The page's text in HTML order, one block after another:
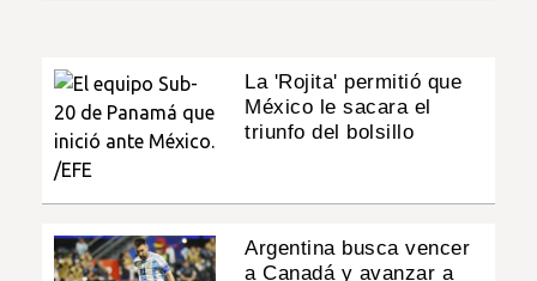
La 'Rojita' permitió que
México le sacara el
triunfo del bolsillo
Argentina busca vencer
a Canadá y avanzar a